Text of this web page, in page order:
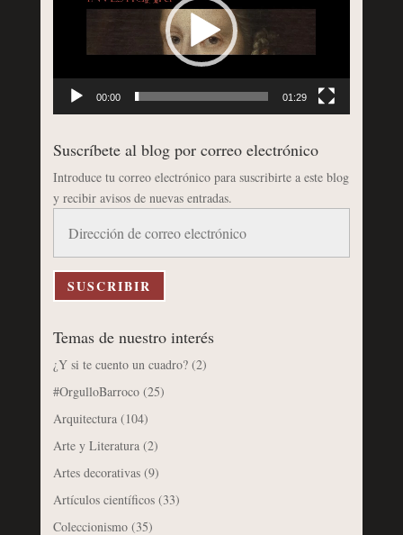
00:00 01:29
Suscríbete al blog por correo electrónico
Introduce tu correo electrónico para suscribirte a este blog
y recibir avisos de nuevas entradas.
correo
electrónico
SUSCRIBIR
Temas de nuestro interés
¿Y si te cuento un cuadro?(2)
#OrgulloBarroco(25)
Arquitectura(104)
Arte y Literatura(2)
Artes decorativas(9)
Artículos científicos(33)
Coleccionismo(35)